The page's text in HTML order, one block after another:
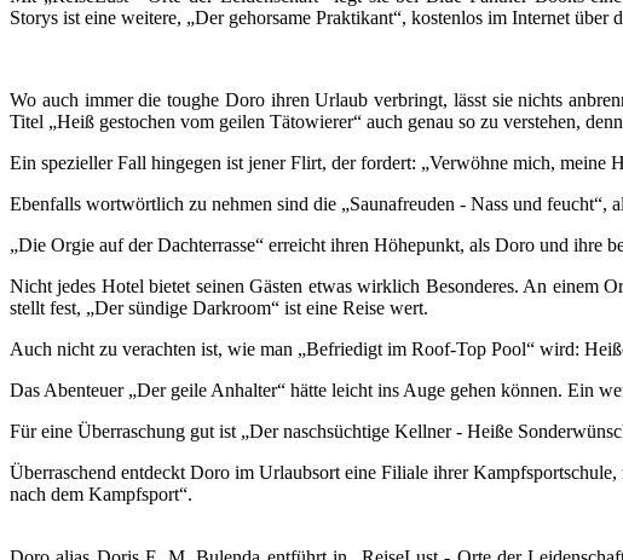
Storys ist eine weitere, „Der gehorsame Praktikant“, kostenlos im Internet über
Wo auch immer die toughe Doro ihren Urlaub verbringt, lässt sie nichts
Titel „Heiß gestochen vom geilen Tätowierer“ auch genau so zu verstehen,
Ein spezieller Fall hingegen ist jener Flirt, der fordert: „Verwöhne mich,
Ebenfalls wortwörtlich zu nehmen sind die „Saunafreuden - Nass und feucht“,
„Die Orgie auf der Dachterrasse“ erreicht ihren Höhepunkt, als Doro und ihre
Nicht jedes Hotel bietet seinen Gästen etwas wirklich Besonderes. An einem
stellt fest, „Der sündige Darkroom“ ist eine Reise wert.
Auch nicht zu verachten ist, wie man „Befriedigt im Roof-Top Pool“ wird:
Das Abenteuer „Der geile Anhalter“ hätte leicht ins Auge gehen können. Ein
Für eine Überraschung gut ist „Der naschsüchtige Kellner - Heiße
Überraschend entdeckt Doro im Urlaubsort eine Filiale ihrer
nach dem Kampfsport“.